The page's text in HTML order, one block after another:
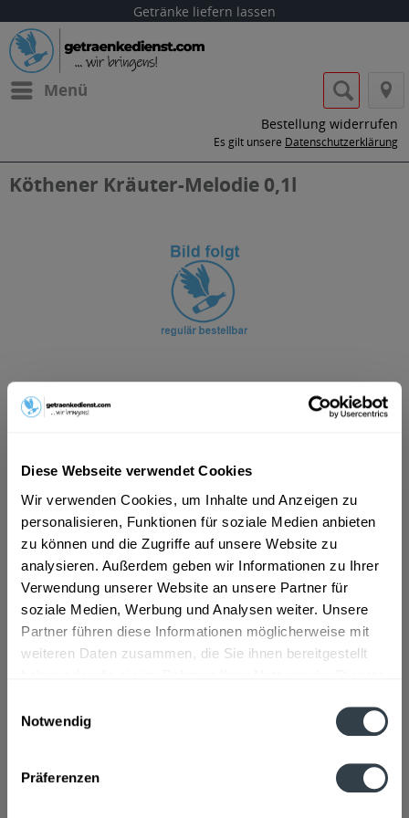
Diese Webseite verwendet Cookies
Wir verwenden Cookies, um Inhalte und Anzeigen zu
personalisieren, Funktionen für soziale Medien anbieten
zu können und die Zugriffe auf unsere Website zu
analysieren. Außerdem geben wir Informationen zu Ihrer
Verwendung unserer Website an unsere Partner für
soziale Medien, Werbung und Analysen weiter. Unsere
Partner führen diese Informationen möglicherweise mit
weiteren Daten zusammen, die Sie ihnen bereitgestellt
Notwendig
Präferenzen
Getränke liefern lassen
Menü
Bestellung widerrufen
Es gilt unsere Datenschutzerklärung
Köthener Kräuter-Melodie 0,1l
ab 2,89 € *
Inhalt:0.1 Liter (28,90 € * / 1 Liter)
inkl. MwSt.ggf. zzgl. Erschwerniszuschlag
Vorrätig
In den Warenkorb
Artikel-Nr.:
28589
Verfügbar in:
"Köthener Kräuter-Melodie 0,1l"
Geschmacksrichtung: